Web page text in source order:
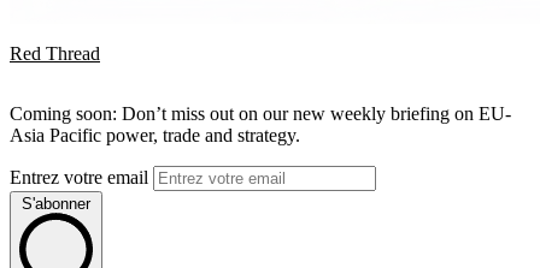
Red Thread
Coming soon: Don’t miss out on our new weekly briefing on EU-
Asia Pacific power, trade and strategy.
Entrez votre email
S'abonner